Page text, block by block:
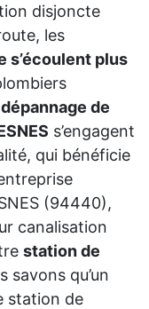
disjoncte
les
s’écoulent plus
de
s’engagent
qui bénéficie
(94440),
canalisation
station de
savons qu’un
station de